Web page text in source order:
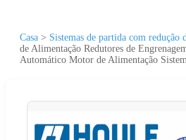
Casa > Sistemas de partida com redução
de Alimentação Redutores de
Automático Motor de Alimentação